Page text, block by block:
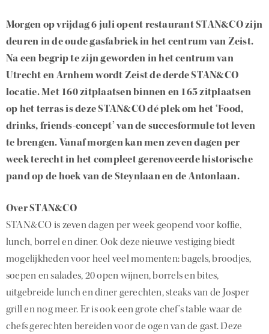
Morgen op vrijdag 6 juli opent restaurant STAN&CO zijn
deuren in de oude gasfabriek in het centrum van Zeist.
Na een begrip te zijn geworden in het centrum van
Utrecht en Arnhem wordt Zeist de derde STAN&CO
locatie. Met 160 zitplaatsen binnen en 165 zitplaatsen
op het terras is deze STAN&CO dé plek om het ‘Food,
drinks, friends-concept’ van de succesformule tot leven
te brengen. Vanaf morgen kan men zeven dagen per
week terecht in het compleet gerenoveerde historische
pand op de hoek van de Steynlaan en de Antonlaan.
Over STAN&CO
STAN&CO is zeven dagen per week geopend voor koffie,
lunch, borrel en diner. Ook deze nieuwe vestiging biedt
mogelijkheden voor heel veel momenten: bagels, broodjes,
soepen en salades, 20 open wijnen, borrels en bites,
uitgebreide lunch en diner gerechten, steaks van de Josper
grill en nog meer. Er is ook een grote chef’s table waar de
chefs gerechten bereiden voor de ogen van de gast. Deze